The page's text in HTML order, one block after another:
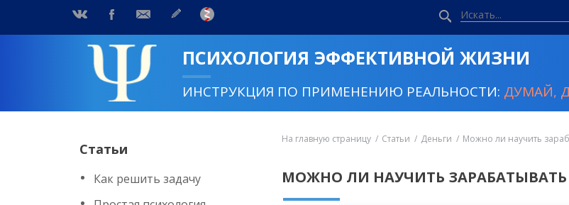
ПСИХОЛОГИЯ ЭФФЕКТИВНОЙ ЖИЗНИ
ИНСТРУКЦИЯ ПО ПРИМЕНЕНИЮ РЕАЛЬНОСТИ: ДУМАЙ,
Статьи
Как решить задачу
На главную страницу Статьи Деньги Можно ли научить
МОЖНО ЛИ НАУЧИТЬ ЗАРАБАТЫВАТЬ